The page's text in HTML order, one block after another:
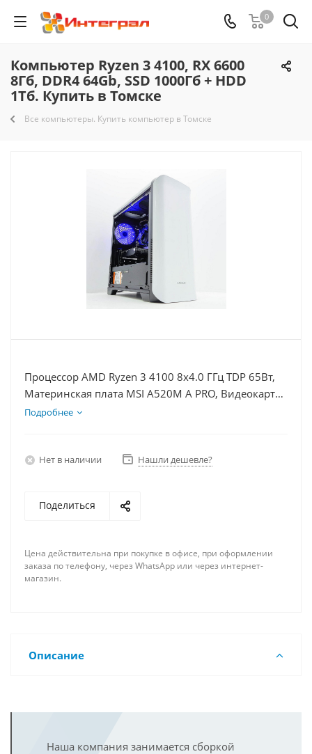
0
Компьютер Ryzen 3 4100, RX 6600
8Гб, DDR4 64Gb, SSD 1000Гб + HDD
1Тб. Купить в Томске
Все компьютеры. Купить компьютер в Томске
Процессор AMD Ryzen 3 4100 8x4.0 ГГц TDP 65Вт,
Материнская плата MSI A520M A PRO, Видеокарта
RX 6600 8Гб, Память DDR4 64Gb, Диски SSD
Подробнее
Нет в наличии Нашли дешевле?
Поделиться
Цена действительна при покупке в офисе, при оформлении
заказа по телефону, через WhatsApp или через интернет-
магазин.
Описание
Наша компания занимается сборкой